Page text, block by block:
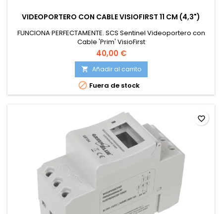
VIDEOPORTERO CON CABLE VISIOFIRST 11 CM (4,3")
FUNCIONA PERFECTAMENTE. SCS Sentinel Videoportero con
Cable 'Prim' VisioFirst
40,00 €
 Añadir al carrito
 Fuera de stock
favorite_border